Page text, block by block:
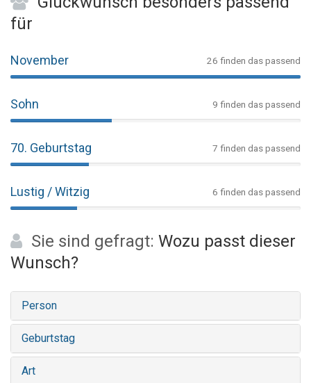
für
November 26 finden das passend
Sohn 9 finden das passend
70. Geburtstag 7 finden das passend
Lustig / Witzig 6 finden das passend
Sie sind gefragt: Wozu passt dieser
Wunsch?
Person
Geburtstag
Art